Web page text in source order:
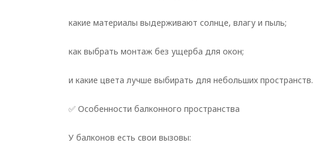
какие материалы выдерживают солнце, влагу и пыль;
как выбрать монтаж без ущерба для окон;
и какие цвета лучше выбирать для небольших пространств.
✅ Особенности балконного пространства
У балконов есть свои вызовы: